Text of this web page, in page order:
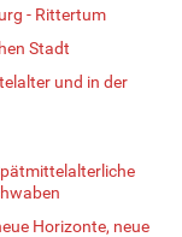
- Rittertum
Stadt
und in der
Horizonte, neue